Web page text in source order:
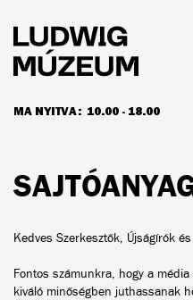
tartalomra
MA NYITVA: 10.00 - 18.00
NYITVATARTÁS ÉS JEGYÁRAK
Kedves Szerkesztők, Újságírók
Fontos számunkra, hogy a
kiváló minőségben juthassanak